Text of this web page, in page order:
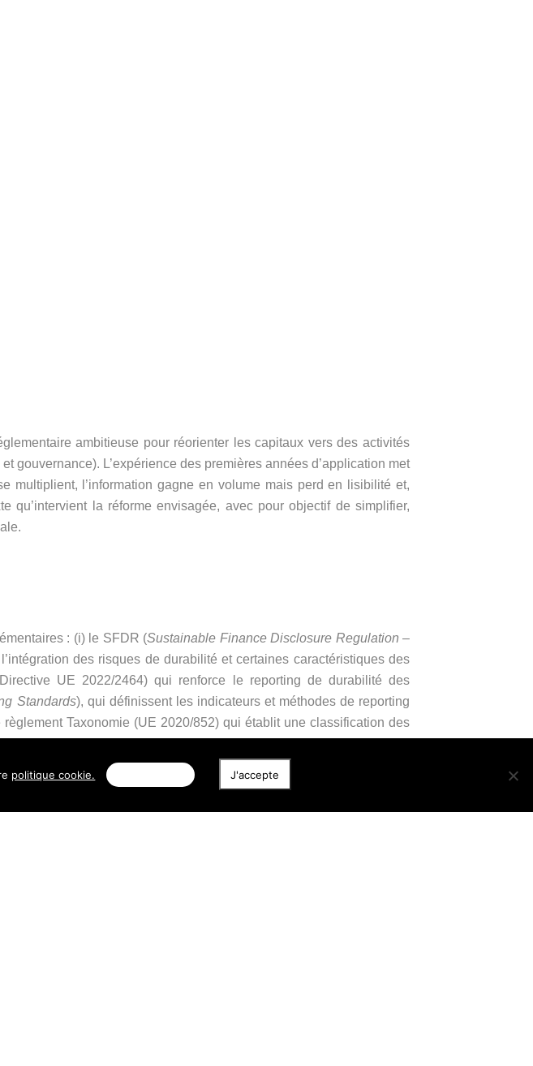
ambitieuse pour réorienter les capitaux vers des activités
gouvernance). L’expérience des premières années d’application met
multiplient, l’information gagne en volume mais perd en lisibilité et,
qu’intervient la réforme envisagée, avec pour objectif de simplifier,
: (i) le SFDR (Sustainable Finance Disclosure Regulation –
des risques de durabilité et certaines caractéristiques des
UE 2022/2464) qui renforce le reporting de durabilité des
Standards), qui définissent les indicateurs et méthodes de reporting
Taxonomie (UE 2020/852) qui établit une classification des
politique cookie. J'accepte